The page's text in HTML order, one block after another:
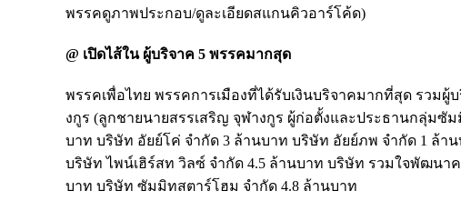
พรรคดูภาพประกอบ/ดูละเอียดสแกนคิวอาร์โค้ด)
@ เปิดไส้ใน ผู้บริจาค 5 พรรคมากสุด
พรรคเพื่อไทย พรรคการเมืองที่ได้รับเงินบริจาคมากที่สุด รวมผู้
งกูร (ลูกชายนายสรรเสริญ จุฬางกูร ผู้ก่อตั้งและประธานกลุ่ม
บาท บริษัท อัยย์โค่ จำกัด 3 ล้านบาท บริษัท อัยย์ภพ จำกัด 1 ล้
บริษัท ไพน์เฮิร์สท วิลซ์ จำกัด 4.5 ล้านบาท บริษัท รวมใจพัฒนา
บาท บริษัท ซัมมิทสตาร์โฮม จำกัด 4.8 ล้านบาท